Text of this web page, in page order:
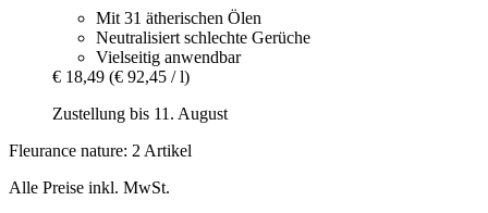
Mit 31 ätherischen Ölen
Neutralisiert schlechte Gerüche
Vielseitig anwendbar
€ 18,49 (€ 92,45 / l)
Zustellung bis 11. August
Fleurance nature: 2 Artikel
Alle Preise inkl. MwSt.